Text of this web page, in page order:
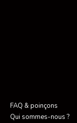
FAQ & poinçons
Qui sommes-nous ?